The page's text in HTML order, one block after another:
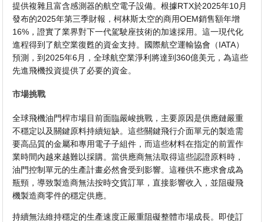
提供複雜且富含感測器的航空電子設備。根據RTX於2025年10月
發布的2025年第三季財報，柯林斯太空的商用OEM銷售額年增
16%，證實了業界對下一代駕駛座技術的加速採用。這一現代化
進程得到了航空業復甦的資金支持。國際航空運輸協會（IATA）
預測，到2025年6月，全球航空業淨利將達到360億美元，為這些
先進飛機投資提供了必要的資金。
市場挑戰
全球飛機油門桿市場目前面臨嚴峻挑戰，主要原因是供應鏈嚴重
不穩定以及關鍵原料持續短缺。這些關鍵飛行介面單元的製造需
要高品質的金屬和專用電子子組件，而這些材料在指定的前置作
業時間內越來越難以採購。當供應商無法取得這些認證原料時，
油門控制單元的生產計畫必然會受到影響。這種供不應求會成為
瓶頸，導致製造商無法按時交貨訂單，直接影響收入，並阻礙飛
機製造商零件的穩定供應。
持續無法維持穩定的生產速度正嚴重阻礙整體市場成長。即使訂